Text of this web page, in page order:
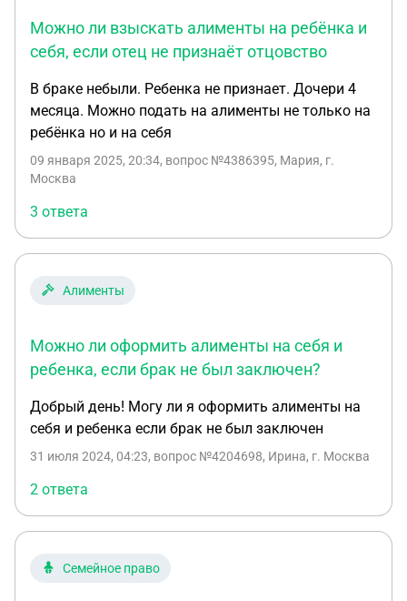
Можно ли взыскать алименты на ребёнка и
себя, если отец не признаёт отцовство
В браке небыли. Ребенка не признает. Дочери 4
месяца. Можно подать на алименты не только на
ребёнка но и на себя
09 января 2025, 20:34, вопрос №4386395, Мария, г.
Москва
3 ответа
Алименты
Можно ли оформить алименты на себя и
ребенка, если брак не был заключен?
Добрый день! Могу ли я оформить алименты на
себя и ребенка если брак не был заключен
31 июля 2024, 04:23, вопрос №4204698, Ирина, г. Москва
2 ответа
Семейное право